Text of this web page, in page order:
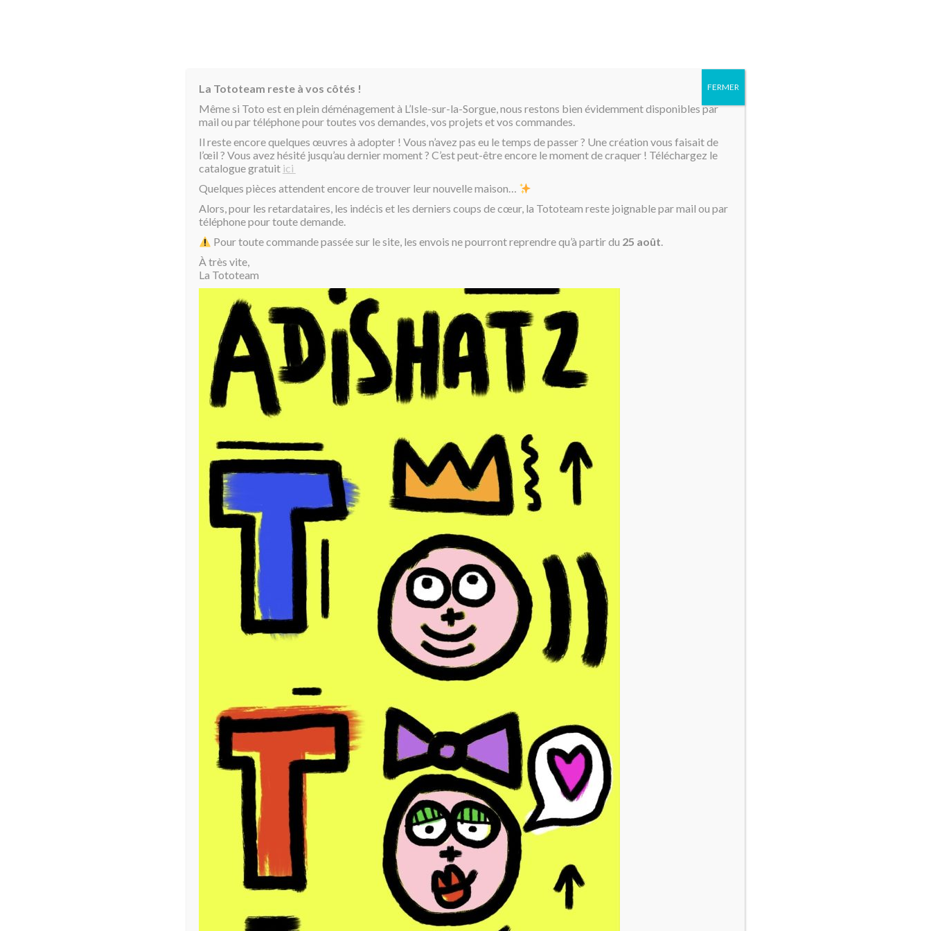
Toto et sa femme NY
Toto et sa femme Taxi NY
15 mars 2023
CATEGORY:
rainbow
La Tototeam reste à vos côtés !
Même si Toto est en plein déménagement à L’Isle-sur-la-Sorgue, nous restons bien évidemment disponibles par
mail ou par téléphone pour toutes vos demandes, vos projets et vos commandes.
Il reste encore quelques œuvres à adopter ! Vous n’avez pas eu le temps de passer ? Une création vous faisait de
l’œil ? Vous avez hésité jusqu’au dernier moment ? C’est peut-être encore le moment de craquer ! Téléchargez le
catalogue gratuit ici
Quelques pièces attendent encore de trouver leur nouvelle maison…
Alors, pour les retardataires, les indécis et les derniers coups de cœur, la Tototeam reste joignable par mail ou par
téléphone pour toute demande.
Pour toute commande passée sur le site, les envois ne pourront reprendre qu’à partir du 25 août.
À très vite,
La Tototeam
FERMER